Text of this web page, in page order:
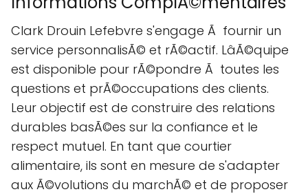
Clark Drouin Lefebvre s'engage Ã fournir un
service personnalisÃ© et rÃ©actif. LâÃ©quipe
est disponible pour rÃ©pondre Ã toutes les
questions et prÃ©occupations des clients.
Leur objectif est de construire des relations
durables basÃ©es sur la confiance et le
respect mutuel. En tant que courtier
alimentaire, ils sont en mesure de s'adapter
aux Ã©volutions du marchÃ© et de proposer